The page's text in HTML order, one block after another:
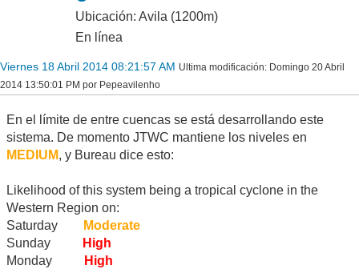
Ubicación: Avila (1200m)
En línea
Viernes 18 Abril 2014 08:21:57 AM Ultima modificación: Domingo 20 Abril
2014 13:50:01 PM por Pepeavilenho
En el límite de entre cuencas se está desarrollando este
sistema. De momento JTWC mantiene los niveles en
MEDIUM, y Bureau dice esto:
Likelihood of this system being a tropical cyclone in the
Western Region on:
Saturday
Moderate
Sunday
High
Monday
High